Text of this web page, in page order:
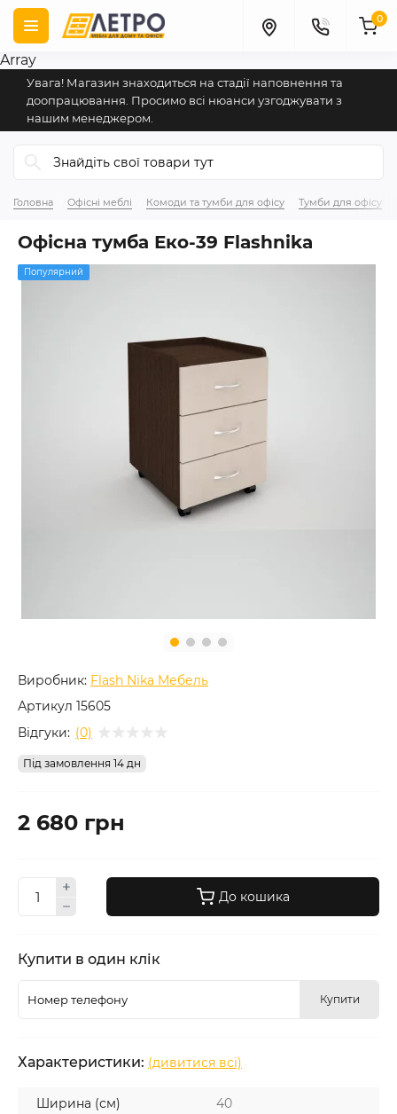
Array
Увага! Магазин знаходиться на стадії наповнення та
доопрацювання. Просимо всі нюанси узгоджувати з
нашим менеджером.
0
Головна Офісні меблі Комоди та тумби для офісу Тумби для офісу
Офісна тумба Еко-39 Flashnika
Популярний
Виробник: Flash Nika Мебель
Артикул 15605
Відгуки: (0)
Під замовлення 14 дн
2 680 грн
До кошика
Купити в один клік
Купити
Характеристики: (дивитися всі)
Ширина (см)
40